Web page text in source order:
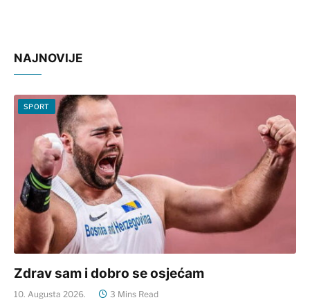
NAJNOVIJE
SPORT
Zdrav sam i dobro se osjećam
10. Augusta 2026. 3 Mins Read